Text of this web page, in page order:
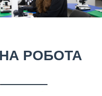
РОБОТА